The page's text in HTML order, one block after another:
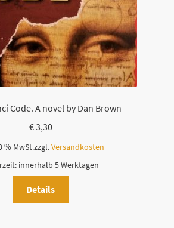
Code. A novel by Dan Brown
€3,30
% MwSt.zzgl.Versandkosten
innerhalb 5 Werktagen
Details